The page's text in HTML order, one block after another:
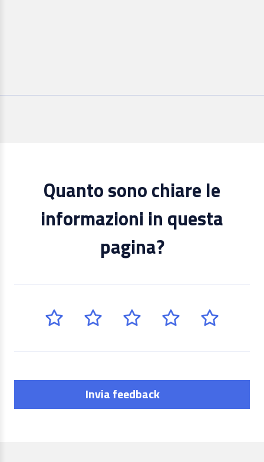
Quanto sono chiare le
informazioni in questa
pagina?
Invia feedback